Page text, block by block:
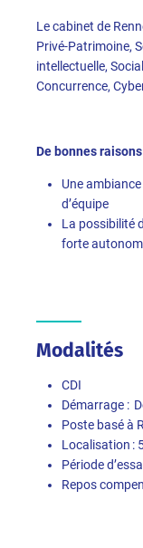
Le cabinet de
Privé-Patrimoine,
intellectuelle,
Concurrence,
De bonnes
Une
d’équipe
La possibilité
forte
Modalités
CDI
Démarrage :
Poste basé à
Localisation :
Période
Repos